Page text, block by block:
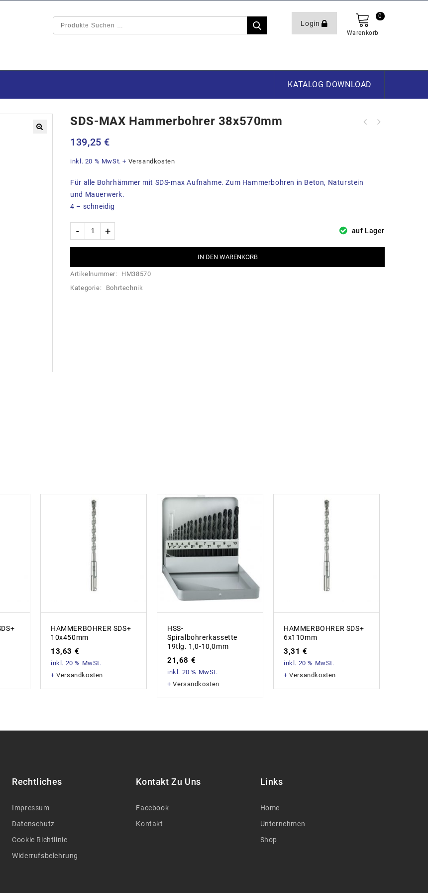
Login
Warenkorb
0
KATALOG DOWNLOAD
SDS-MAX Hammerbohrer 38x570mm
139,25 €
inkl. 20 % MwSt. + Versandkosten
Für alle Bohrhämmer mit SDS-max Aufnahme. Zum Hammerbohren in Beton, Naturstein
und Mauerwerk.
4 – schneidig
auf Lager
IN DEN WARENKORB
Artikelnummer:
HM38570
Kategorie:
Bohrtechnik
HAMMERBOHRER SDS+
10x450mm
13,63 €
inkl. 20 % MwSt.
+Versandkosten
HSS-
Spiralbohrerkassette
19tlg. 1,0-10,0mm
21,68 €
inkl. 20 % MwSt.
+Versandkosten
HAMMERBOHRER SDS+
6x110mm
3,31 €
inkl. 20 % MwSt.
+Versandkosten
Rechtliches
Impressum
Datenschutz
Cookie Richtlinie
Widerrufsbelehrung
Kontakt Zu Uns
Facebook
Kontakt
Links
Home
Unternehmen
Shop